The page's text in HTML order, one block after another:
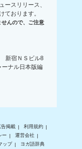
ースリリース、
ております。
んので、ご注意
新宿ＮＳビル8
ーナル日本版編
告掲載
利用規約
ー
運営会社
ップ ヨガ語辞典